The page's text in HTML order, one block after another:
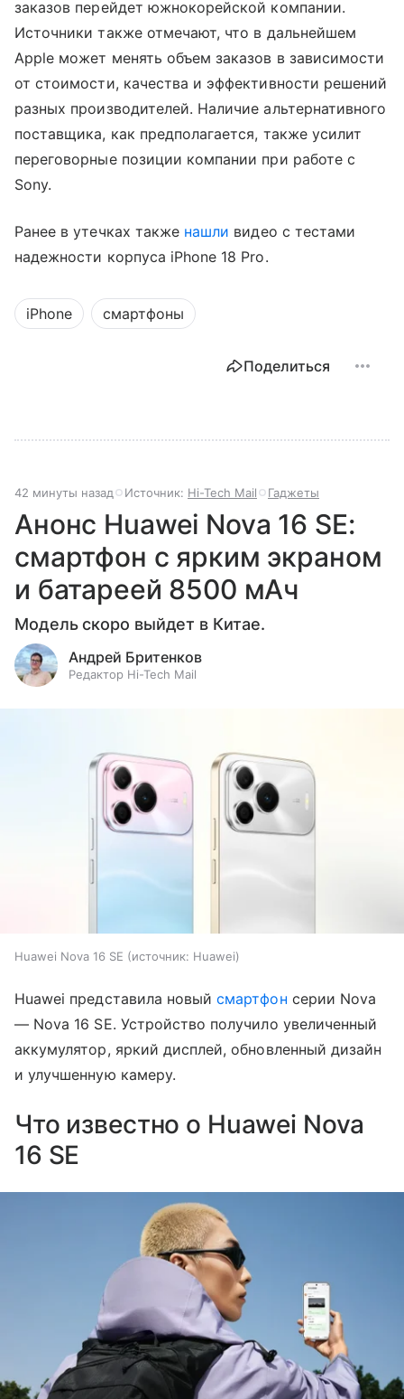
заказов перейдет южнокорейской компании.
Источники также отмечают, что в дальнейшем
Apple может менять объем заказов в зависимости
от стоимости, качества и эффективности решений
разных производителей. Наличие альтернативного
поставщика, как предполагается, также усилит
переговорные позиции компании при работе с
Sony.
Ранее в утечках также нашли видео с тестами
надежности корпуса iPhone 18 Pro.
iPhone смартфоны
Поделиться
42 минуты назад Источник: Hi-Tech Mail Гаджеты
Анонс Huawei Nova 16 SE:
смартфон с ярким экраном
и батареей 8500 мАч
Модель скоро выйдет в Китае.
Андрей Бритенков
Редактор Hi-Tech Mail
Huawei Nova 16 SE источник: Huawei
Huawei представила новыйсмартфон серии Nova
— Nova 16 SE. Устройство получило увеличенный
аккумулятор, яркий дисплей, обновленный дизайн
и улучшенную камеру.
Что известно о Huawei Nova
16 SE